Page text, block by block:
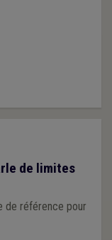
de limites
de référence pour